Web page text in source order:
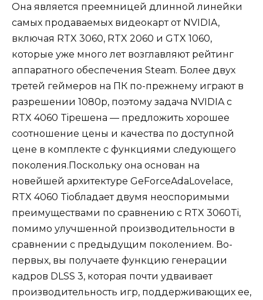
Она является преемницей длинной линейки
самых продаваемых видеокарт от NVIDIA,
включая RTX 3060, RTX 2060 и GTX 1060,
которые уже много лет возглавляют рейтинг
аппаратного обеспечения Steam. Более двух
третей геймеров на ПК по-прежнему играют в
разрешении 1080p, поэтому задача NVIDIA с
RTX 4060 Tiрешена — предложить хорошее
соотношение цены и качества по доступной
цене в комплекте с функциями следующего
поколения.Поскольку она основан на
новейшей архитектуре GeForceAdaLovelace,
RTX 4060 Tiобладает двумя неоспоримыми
преимуществами по сравнению с RTX 3060Ti,
помимо улучшенной производительности в
сравнении с предыдущим поколением. Во-
первых, вы получаете функцию генерации
кадров DLSS 3, которая почти удваивает
производительность игр, поддерживающих ее,